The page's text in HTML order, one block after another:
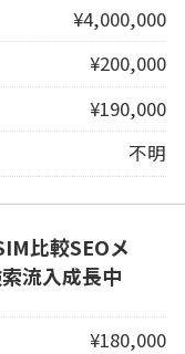
¥4,000,000
¥200,000
¥190,000
不明
比較SEOメ
流入成長中
¥180,000